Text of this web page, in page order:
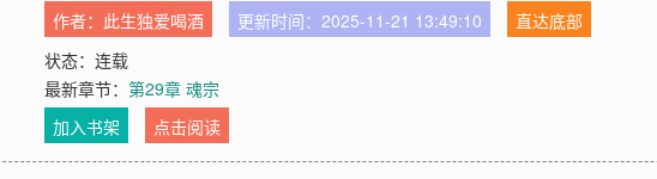
作者： 此生独爱喝酒 更新时间：2025-11-21 13:49:10
直达底部
状态：连载
最新章节：第29章 魂宗
加入书架
点击阅读